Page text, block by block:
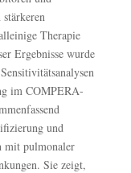
Therapie
Ergebnisse wurde
im COMPERA-
und
mit pulmonaler
Sie zeigt,